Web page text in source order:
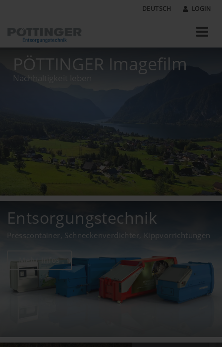
DEUTSCH LOGIN
PÖTTINGER Imagefilm
Nachhaltigkeit leben
Entsorgungstechnik
Presscontainer, Schneckenverdichter, Kippvorrichtungen
Mehr Infos